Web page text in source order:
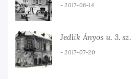
2017-06-14
Jedlik Ányos u. 3. sz.
2017-07-20